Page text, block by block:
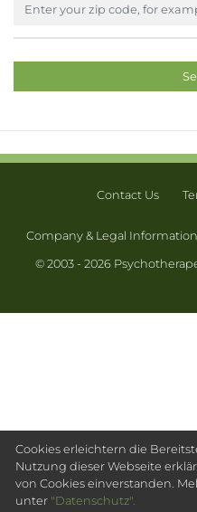
Contact Us
Company & Legal Information
© 2003 - 2026
Cookies erleichtern die
Nutzung dieser Webseite
von Cookies einverstanden.
unter "Datenschutz".